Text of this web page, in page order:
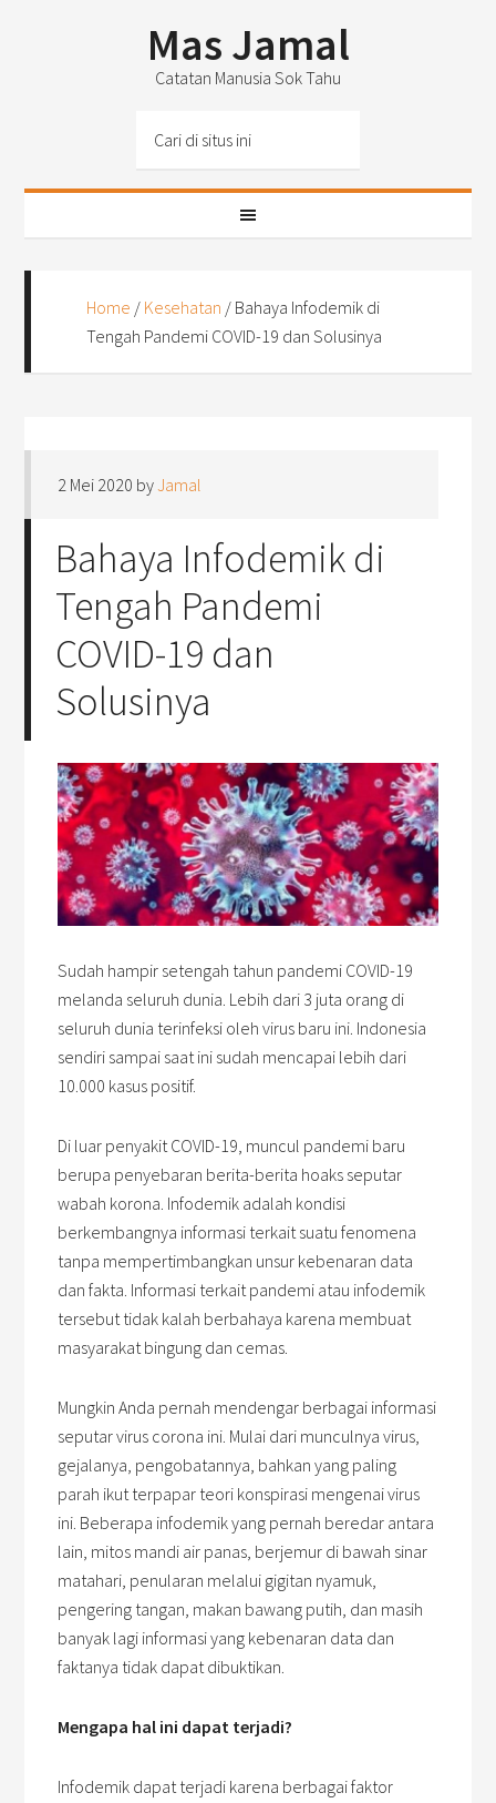
Mas Jamal
Catatan Manusia Sok Tahu
Home / Kesehatan / Bahaya Infodemik di
Tengah Pandemi COVID-19 dan Solusinya
2 Mei 2020 byJamal
Bahaya Infodemik di
Tengah Pandemi
COVID-19 dan
Solusinya
Sudah hampir setengah tahun pandemi COVID-19
melanda seluruh dunia. Lebih dari 3 juta orang di
seluruh dunia terinfeksi oleh virus baru ini. Indonesia
sendiri sampai saat ini sudah mencapai lebih dari
10.000 kasus positif.
Di luar penyakit COVID-19, muncul pandemi baru
berupa penyebaran berita-berita hoaks seputar
wabah korona. Infodemik adalah kondisi
berkembangnya informasi terkait suatu fenomena
tanpa mempertimbangkan unsur kebenaran data
dan fakta. Informasi terkait pandemi atau infodemik
tersebut tidak kalah berbahaya karena membuat
masyarakat bingung dan cemas.
Mungkin Anda pernah mendengar berbagai informasi
seputar virus corona ini. Mulai dari munculnya virus,
gejalanya, pengobatannya, bahkan yang paling
parah ikut terpapar teori konspirasi mengenai virus
ini. Beberapa infodemik yang pernah beredar antara
lain, mitos mandi air panas, berjemur di bawah sinar
matahari, penularan melalui gigitan nyamuk,
pengering tangan, makan bawang putih, dan masih
banyak lagi informasi yang kebenaran data dan
faktanya tidak dapat dibuktikan.
Mengapa hal ini dapat terjadi?
Infodemik dapat terjadi karena berbagai faktor